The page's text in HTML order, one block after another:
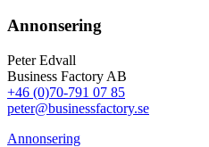
Annonsering
Peter Edvall
Business Factory AB
+46 (0)70-791 07 85
peter@businessfactory.se
Annonsering